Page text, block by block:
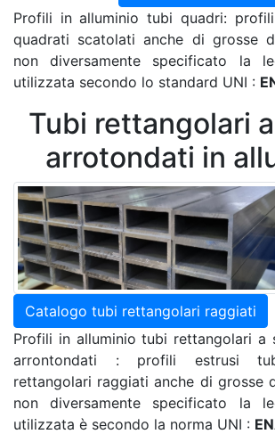
Profili in alluminio tubi quadri:
quadrati scatolati anche di grosse
non diversamente specificato la
utilizzata secondo lo standard UNI :
Tubi rettangolari
arrotondati in
Catalogo tubi rettangolari raggiati
Profili in alluminio tubi rettangolari a
arrontondati : profili estrusi
rettangolari raggiati anche di grosse
non diversamente specificato la
utilizzata è secondo la norma UNI :